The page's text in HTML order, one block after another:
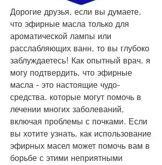
Дорогие друзья, если вы думаете,
что эфирные масла только для
ароматической лампы или
расслабляющих ванн, то вы глубоко
заблуждаетесь! Как опытный врач, я
могу подтвердить, что эфирные
масла - это настоящие чудо-
средства, которые могут помочь в
лечении многих заболеваний,
включая проблемы с почками. Если
вы хотите узнать, как использование
эфирных масел может помочь вам в
борьбе с этими неприятными